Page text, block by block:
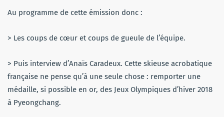
Au programme de cette émission donc :
> Les coups de cœur et coups de gueule de l’équipe.
> Puis interview d’Anaïs Caradeux. Cette skieuse acrobatique
française ne pense qu’à une seule chose : remporter une
médaille, si possible en or, des Jeux Olympiques d’hiver 2018
à Pyeongchang.